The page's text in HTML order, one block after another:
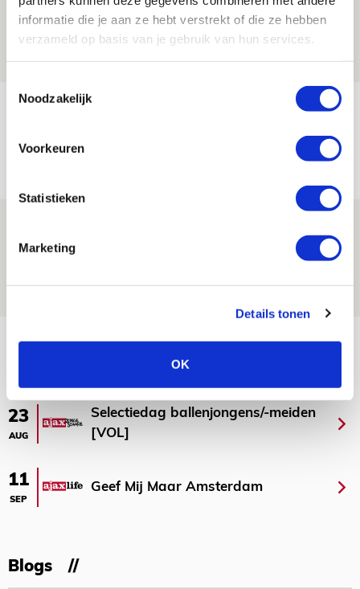
informatie die je aan ze hebt verstrekt of die ze hebben
verzameld op basis van je gebruik van hun services.
Noodzakelijk
Voorkeuren
Statistieken
Marketing
Details tonen
OK
Ajax - Helmond Sport!
06 AUGUSTUS 2026 - 13:13
Reis jij als mascotte mee naar uitduel
06 AUGUSTUS 2026 - 13:04
Ajax - Shelbourne
23
AUG
Selectiedag ballenjongens/-meiden
[VOL]
11
SEP
Geef Mij Maar Amsterdam
Blogs